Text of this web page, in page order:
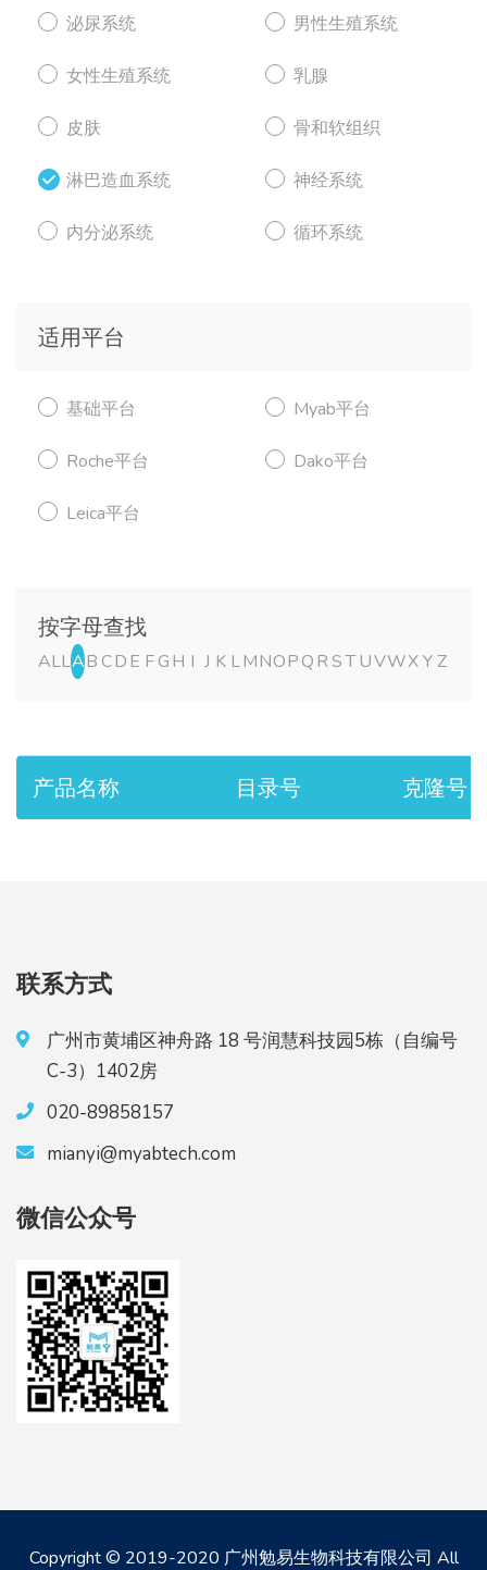
泌尿系统 男性生殖系统
女性生殖系统 乳腺
皮肤 骨和软组织
淋巴造血系统 神经系统
内分泌系统 循环系统
适用平台
基础平台 Myab平台
Roche平台 Dako平台
Leica平台
按字母查找
ALLAB CDE FGH I J K LMNOPQR STUVWXY Z
产品名称 目录号 克隆号
联系方式
广州市黄埔区神舟路 18 号润慧科技园5栋（自编号
C-3）1402房
020-89858157
mianyi@myabtech.com
微信公众号
Copyright © 2019-2020 广州勉易生物科技有限公司 All